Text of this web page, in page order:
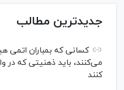
جدیدترین مطالب
کسانی که بمباران اتمی
می‌کنند، باید ذهنیتی که در
کنند